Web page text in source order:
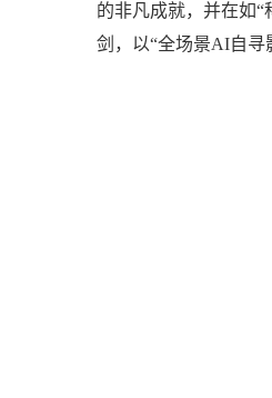
的非凡成就，并在如“
剑，以“全场景AI自寻